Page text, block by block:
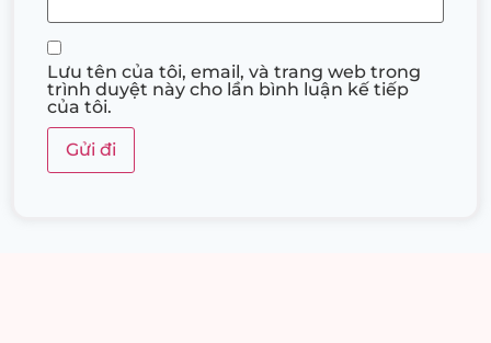
Lưu tên của tôi, email, và trang web trong
trình duyệt này cho lần bình luận kế tiếp
của tôi.